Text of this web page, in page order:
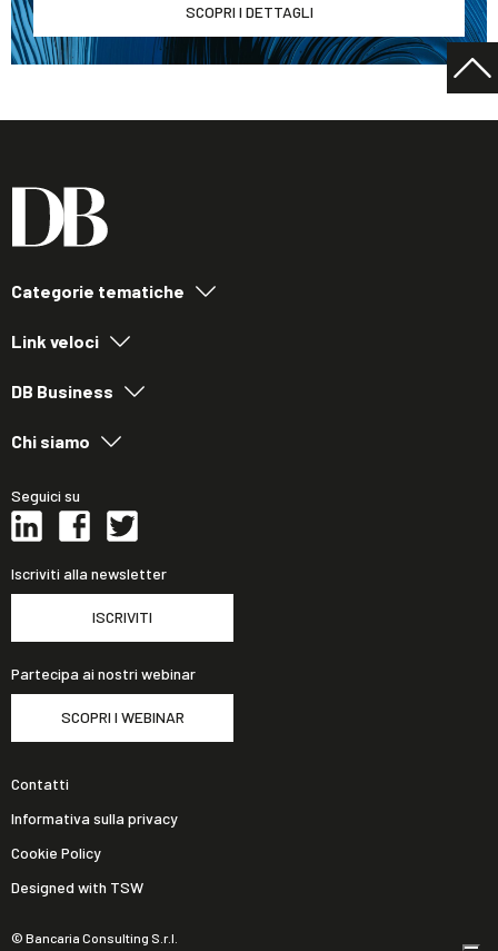
SCOPRI I DETTAGLI
Categorie tematiche
Link veloci
DB Business
Chi siamo
Seguici su
Iscriviti alla newsletter
ISCRIVITI
Partecipa ai nostri webinar
SCOPRI I WEBINAR
© Bancaria Consulting S.r.l.
Contatti
Informativa sulla privacy
Cookie Policy
Designed with TSW